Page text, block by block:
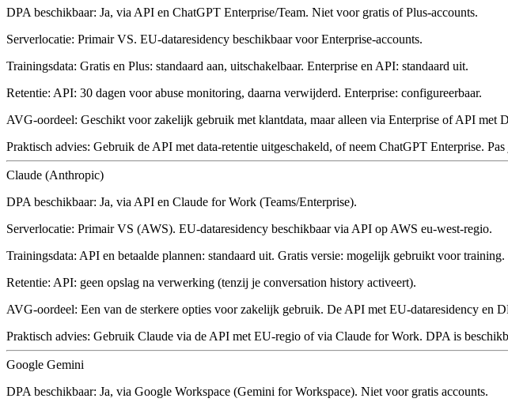
DPA beschikbaar: Ja, via API en ChatGPT Enterprise/Team. Niet voor gratis of Plus-accounts.
Serverlocatie: Primair VS. EU-dataresidency beschikbaar voor Enterprise-accounts.
Trainingsdata: Gratis en Plus: standaard aan, uitschakelbaar. Enterprise en API: standaard uit.
Retentie: API: 30 dagen voor abuse monitoring, daarna verwijderd. Enterprise: configureerbaar.
AVG-oordeel: Geschikt voor zakelijk gebruik met klantdata, maar alleen via Enterprise of API met
Praktisch advies: Gebruik de API met data-retentie uitgeschakeld, of neem ChatGPT Enterprise.
Claude (Anthropic)
DPA beschikbaar: Ja, via API en Claude for Work (Teams/Enterprise).
Serverlocatie: Primair VS (AWS). EU-dataresidency beschikbaar via API op AWS eu-west-regio.
Trainingsdata: API en betaalde plannen: standaard uit. Gratis versie: mogelijk gebruikt voor training.
Retentie: API: geen opslag na verwerking (tenzij je conversation history activeert).
AVG-oordeel: Een van de sterkere opties voor zakelijk gebruik. De API met EU-dataresidency en
Praktisch advies: Gebruik Claude via de API met EU-regio of via Claude for Work. DPA is
Google Gemini
DPA beschikbaar: Ja, via Google Workspace (Gemini for Workspace). Niet voor gratis accounts.